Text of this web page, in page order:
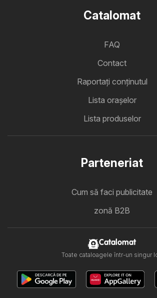
Catalomat
FAQ
Contact
Raportați conținutul
Lista oraşelor
Lista produselor
Parteneriat
Cum să faci publicitate
zonă B2B
Catalomat
Toate cataloagele într-un singur